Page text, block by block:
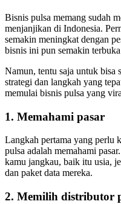
Bisnis pulsa memang sudah
menjanjikan di Indonesia.
semakin meningkat dengan
bisnis ini pun semakin
Namun, tentu saja untuk bisa
strategi dan langkah yang
memulai bisnis pulsa yang
1. Memahami pasar
Langkah pertama yang perlu
pulsa adalah memahami
kamu jangkau, baik itu usia,
dan paket data mereka.
2. Memilih distributor